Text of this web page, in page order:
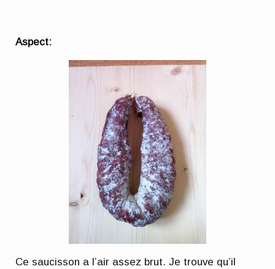
Aspect:
Ce saucisson a l’air assez brut. Je trouve qu’il